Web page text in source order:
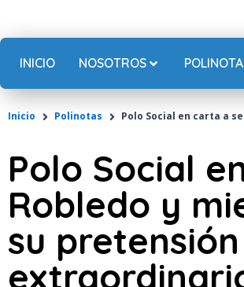
INICIO NOSOTROS
Inicio Polinotas Polo Social en carta a
Polo Social
Robledo y
su